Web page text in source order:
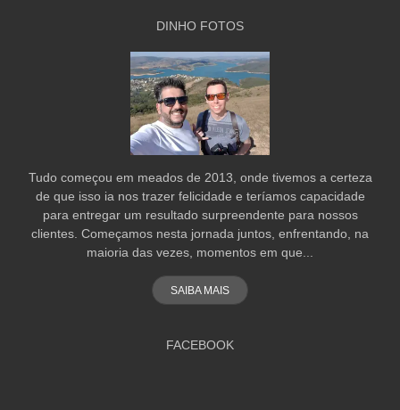
DINHO FOTOS
Tudo começou em meados de 2013, onde tivemos a certeza
de que isso ia nos trazer felicidade e teríamos capacidade
para entregar um resultado surpreendente para nossos
clientes. Começamos nesta jornada juntos, enfrentando, na
maioria das vezes, momentos em que...
SAIBA MAIS
FACEBOOK